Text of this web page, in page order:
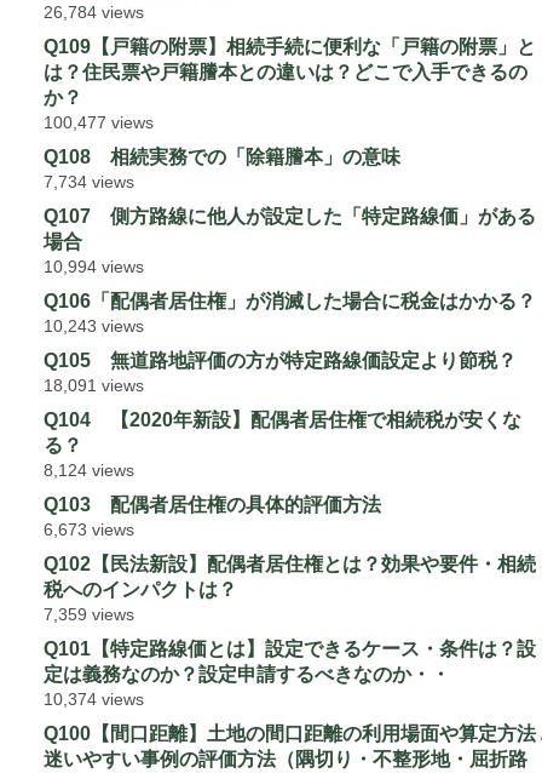
26,784 views
Q109【戸籍の附票】相続手続に便利な「戸籍の附票」と
は？住民票や戸籍謄本との違いは？どこで入手できるの
か？
100,477 views
Q108 相続実務での「除籍謄本」の意味
7,734 views
Q107 側方路線に他人が設定した「特定路線価」がある
場合
10,994 views
Q106「配偶者居住権」が消滅した場合に税金はかかる？
10,243 views
Q105 無道路地評価の方が特定路線価設定より節税？
18,091 views
Q104 【2020年新設】配偶者居住権で相続税が安くな
る？
8,124 views
Q103 配偶者居住権の具体的評価方法
6,673 views
Q102【民法新設】配偶者居住権とは？効果や要件・相続
税へのインパクトは？
7,359 views
Q101【特定路線価とは】設定できるケース・条件は？設
定は義務なのか？設定申請するべきなのか・・
10,374 views
Q100【間口距離】土地の間口距離の利用場面や算定方法
迷いやすい事例の評価方法（隅切り・不整形地・屈折路